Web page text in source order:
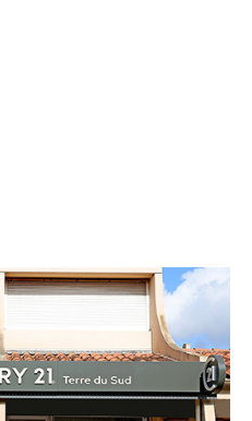
Terre du Sud
d'Aragon
- 34970